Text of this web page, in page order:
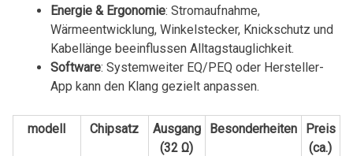
Energie & Ergonomie: ⁣Stromaufnahme,
Wärmeentwicklung, Winkelstecker, Knickschutz und
Kabellänge beeinflussen Alltagstauglichkeit.
Software: Systemweiter EQ/PEQ oder Hersteller-
App kann den⁢ Klang gezielt anpassen.
modell Chipsatz
Ausgang⁢
(32 Ω)
Besonderheiten
Preis
(ca.)